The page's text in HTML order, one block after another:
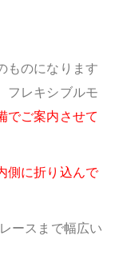
ものになります
フレキシブルモ
でご案内させて
側に折り込んで
ースまで幅広い